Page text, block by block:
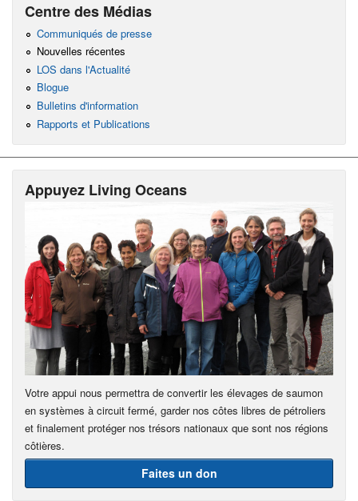
Centre des Médias
Communiqués de presse
Nouvelles récentes
LOS dans l'Actualité
Blogue
Bulletins d'information
Rapports et Publications
Appuyez Living Oceans
Votre appui nous permettra de convertir les élevages de saumon
en systèmes à circuit fermé, garder nos côtes libres de pétroliers
et finalement protéger nos trésors nationaux que sont nos régions
côtières.
Faites un don